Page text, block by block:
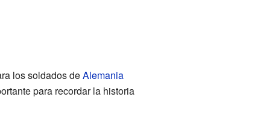
los soldados deAlemania
para recordar la historia